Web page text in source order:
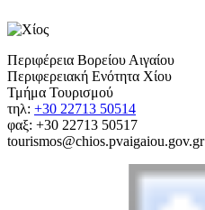
Περιφέρεια Βορείου Αιγαίου
Περιφερειακή Ενότητα Χίου
Τμήμα Τουρισμού
τηλ: +30 22713 50514
φαξ: +30 22713 50517
tourismos@chios.pvaigaiou.gov.gr